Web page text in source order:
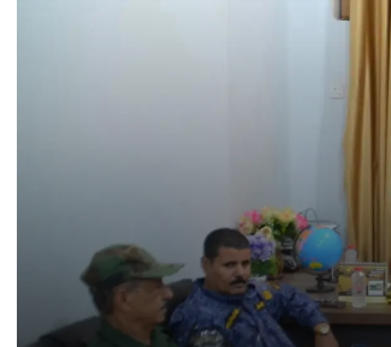
وتلقي القبض على مطلوبين أمنياً في العبر
تعز.. مقتل وإصابة عدد من عناصر مليشيات
الحوثي الإرهابية
الجيش يستهدف تعزيزات حوثية في جبهة
مريس ويكبّد المليشيا خسائر في العتاد
والأرواح
مليشيا الحوثي تقصف مناطق مأهولة بالسكان
وتثير الذعر بين الأهالي في الحديدة وتعز